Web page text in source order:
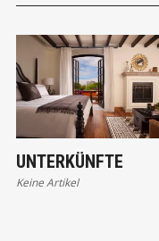
UNTERKÜNFTE
Keine Artikel